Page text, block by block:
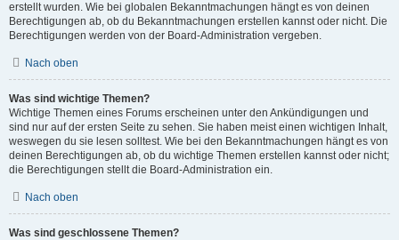
erstellt wurden. Wie bei globalen Bekanntmachungen hängt es von deinen
Berechtigungen ab, ob du Bekanntmachungen erstellen kannst oder nicht. Die
Berechtigungen werden von der Board-Administration vergeben.
Nach oben
Was sind wichtige Themen?
Wichtige Themen eines Forums erscheinen unter den Ankündigungen und
sind nur auf der ersten Seite zu sehen. Sie haben meist einen wichtigen Inhalt,
weswegen du sie lesen solltest. Wie bei den Bekanntmachungen hängt es von
deinen Berechtigungen ab, ob du wichtige Themen erstellen kannst oder nicht;
die Berechtigungen stellt die Board-Administration ein.
Nach oben
Was sind geschlossene Themen?